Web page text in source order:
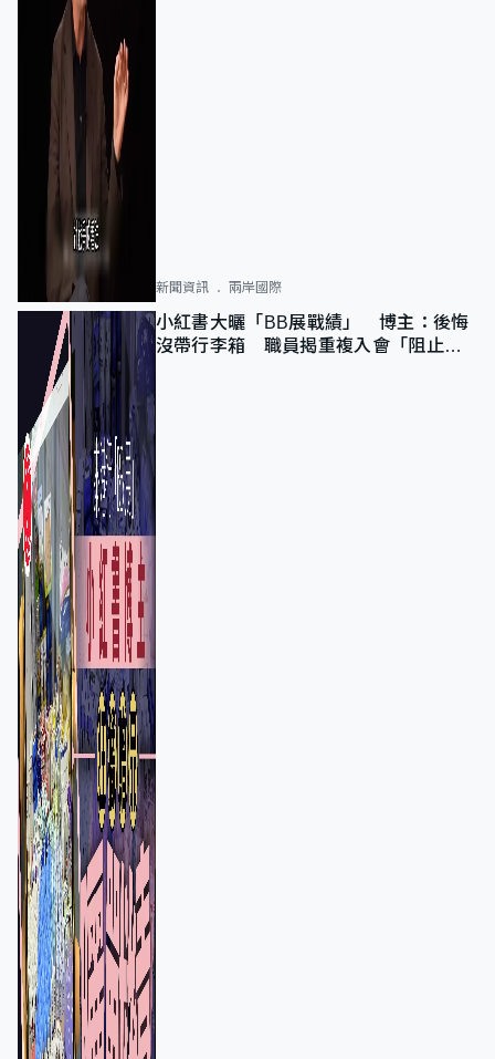
新聞資訊 兩岸國際
小紅書大曬「BB展戰績」 博主：後悔
沒帶行李箱 職員揭重複入會「阻止唔